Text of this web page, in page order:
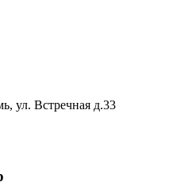
ул. Встречная д.33